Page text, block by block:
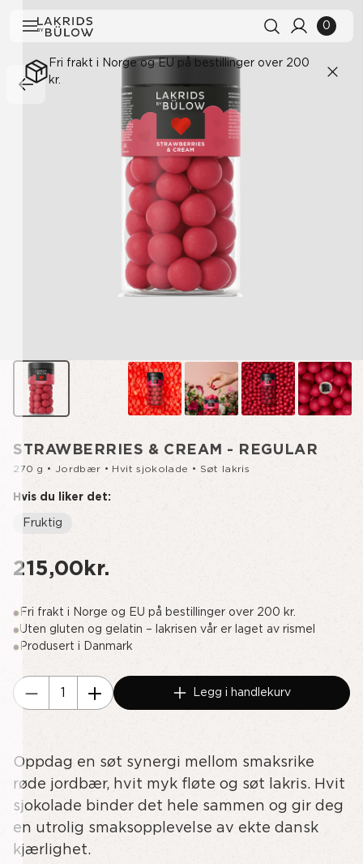
0
Fri frakt i Norge og EU på bestillinger over 200
kr.
STRAWBERRIES & CREAM - REGULAR
270 g • Jordbær • Hvit sjokolade • Søt lakris
Hvis du liker det:
Fruktig
215,00kr.
Fri frakt i Norge og EU på bestillinger over 200 kr.
Uten gluten og gelatin – lakrisen vår er laget av rismel
Produsert i Danmark
Nåværende
lager:
undefined
Øk
STRAWBERRIES
&
CREAM
Legg i handlekurv
Oppdag en søt synergi mellom smaksrike
røde jordbær, hvit myk fløte og søt lakris. Hvit
sjokolade binder det hele sammen og gir deg
en utrolig smaksopplevelse av ekte dansk
kjærlighet.